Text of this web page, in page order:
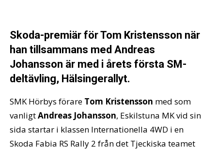
Skoda-premiär för Tom Kristensson när
han tillsammans med Andreas
Johansson är med i årets första SM-
deltävling, Hälsingerallyt.
SMK Hörbys förare Tom Kristensson med som
vanligtAndreas Johansson, Eskilstuna MK vid sin
sida startar i klassen Internationella 4WD i en
Skoda Fabia RS Rally 2 från det Tjeckiska teamet